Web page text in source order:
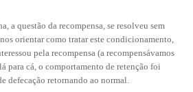
a questão da recompensa, se resolveu sem
orientar como tratar este condicionamento,
pela recompensa (a recompensávamos
para cá, o comportamento de retenção foi
defecação retornando ao normal.